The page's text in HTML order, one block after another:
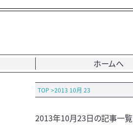
ホームへ
TOP >2013 10月 23
2013年10月23日の記事一覧